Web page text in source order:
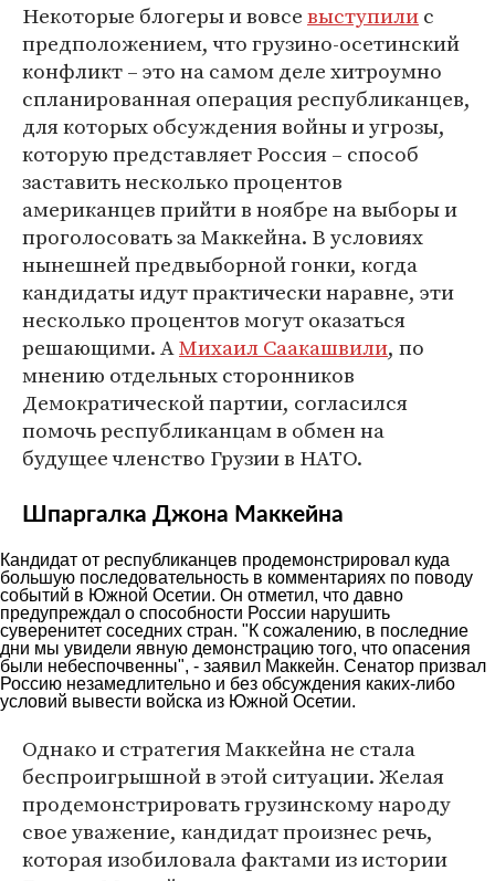
Некоторые блогеры и вовсевыступилис
предположением, что грузино-осетинский
конфликт – это на самом деле хитроумно
спланированная операция республиканцев,
для которых обсуждения войны и угрозы,
которую представляет Россия – способ
заставить несколько процентов
американцев прийти в ноябре на выборы и
проголосовать за Маккейна. В условиях
нынешней предвыборной гонки, когда
кандидаты идут практически наравне, эти
несколько процентов могут оказаться
решающими. АМихаил Саакашвили, по
мнению отдельных сторонников
Демократической партии, согласился
помочь республиканцам в обмен на
будущее членство Грузии в НАТО.
Шпаргалка Джона Маккейна
Кандидат от республиканцев продемонстрировал куда
большую последовательность в комментариях по поводу
событий в Южной Осетии. Он отметил, что давно
предупреждал о способности России нарушить
суверенитет соседних стран. "К сожалению, в последние
дни мы увидели явную демонстрацию того, что опасения
были небеспочвенны", - заявил Маккейн. Сенатор призвал
Россию незамедлительно и без обсуждения каких-либо
условий вывести войска из Южной Осетии.
Однако и стратегия Маккейна не стала
беспроигрышной в этой ситуации. Желая
продемонстрировать грузинскому народу
свое уважение, кандидат произнес речь,
которая изобиловала фактами из истории